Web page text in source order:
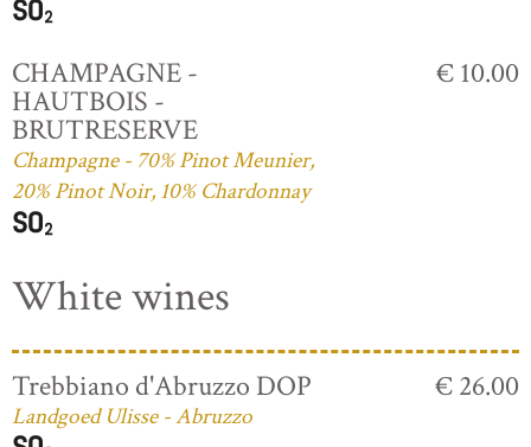
CHAMPAGNE -
HAUTBOIS -
BRUTRESERVE
Champagne - 70% Pinot Meunier,
20% Pinot Noir, 10% Chardonnay
€ 10.00
White wines
Trebbiano d'Abruzzo DOP
Landgoed Ulisse - Abruzzo
€ 26.00